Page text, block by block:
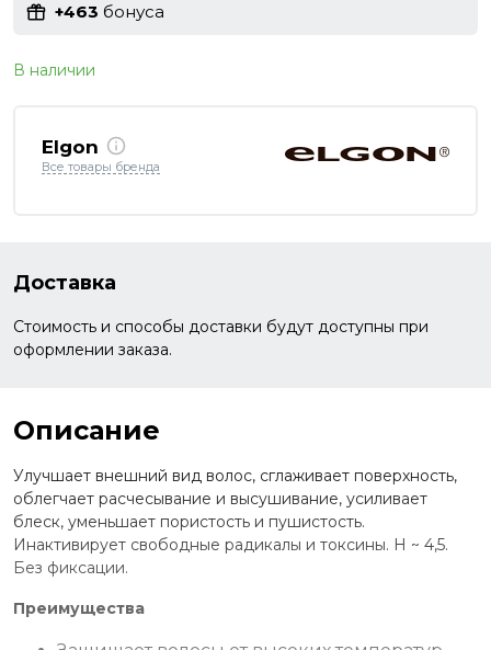
+463 бонуса
В наличии
Elgon
Все товары бренда
Доставка
Стоимость и способы доставки будут доступны при
оформлении заказа.
Описание
Улучшает внешний вид волос, сглаживает поверхность,
облегчает расчесывание и высушивание, усиливает
блеск, уменьшает пористость и пушистость.
Инактивирует свободные радикалы и токсины. Н ~ 4,5.
Без фиксации.
Преимущества